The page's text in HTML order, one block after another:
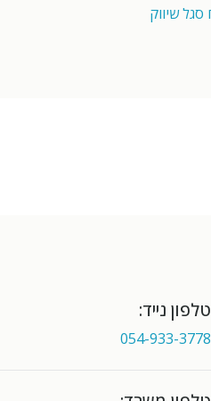
טלפון נייד:
054-933-3778